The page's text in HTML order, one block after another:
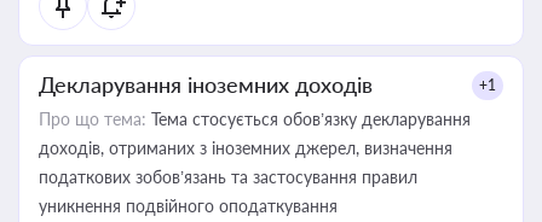
Декларування іноземних доходів +1
Про що тема: Тема стосується обов’язку декларування
доходів, отриманих з іноземних джерел, визначення
податкових зобов’язань та застосування правил
уникнення подвійного оподаткування